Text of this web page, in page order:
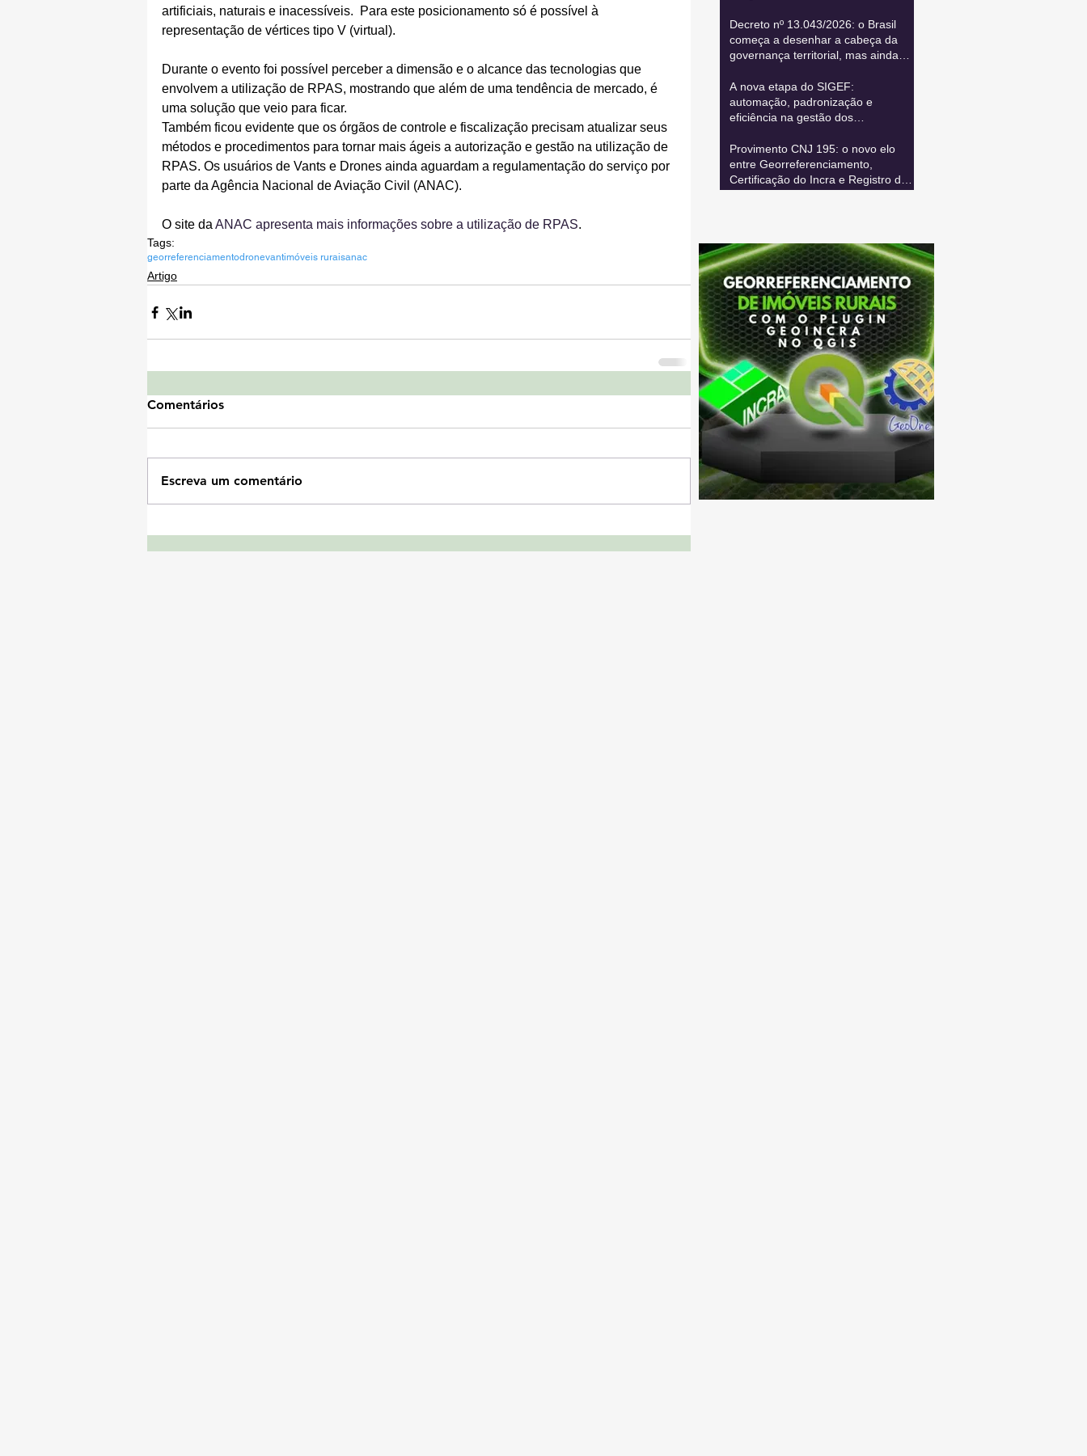
artificiais, naturais e inacessíveis.  Para este posicionamento só é possível à
representação de vértices tipo V (virtual).
Durante o evento foi possível perceber a dimensão e o alcance das tecnologias que
envolvem a utilização de RPAS, mostrando que além de uma tendência de mercado, é
uma solução que veio para ficar.
Também ficou evidente que os órgãos de controle e fiscalização precisam atualizar seus
métodos e procedimentos para tornar mais ágeis a autorização e gestão na utilização de
RPAS. Os usuários de Vants e Drones ainda aguardam a regulamentação do serviço por
parte da Agência Nacional de Aviação Civil (ANAC).
O site da ANAC apresenta mais informações sobre a utilização de RPAS.
Tags:
georreferenciamentodronevantimóveis ruraisanac
Artigo
Comentários
Escreva um comentário
Decreto nº 13.043/2026: o Brasil
começa a desenhar a cabeça da
governança territorial, mas ainda
sistemas vitais
A nova etapa do SIGEF:
automação, padronização e
eficiência na gestão dos
Provimento CNJ 195: o novo elo
entre Georreferenciamento,
Certificação do Incra e Registro de